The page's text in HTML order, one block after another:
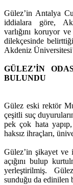
Gülez’in Antalya
iddialara göre,
varlığını koruyor
dilekçesinde
Akdeniz
GÜLEZ’İN
BULUNDU
Gülez eski rektör
çeşitli suç
pek çok hata
haksız ihraçları,
Gülez’in şikayet ve
açığını bulup
yerleştirilmiş.
sunduğu da edinilen